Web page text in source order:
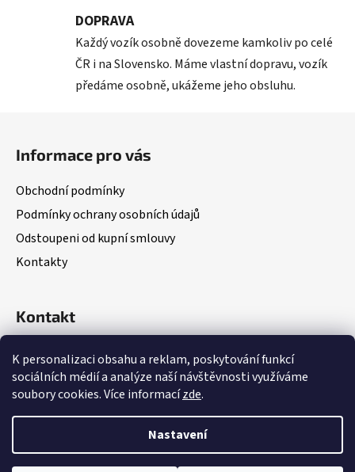
K personalizaci obsahu a reklam, poskytování funkcí
sociálních médií a analýze naší návštěvnosti využíváme
soubory cookies. Více informacízde.
Nastavení
DOPRAVA
Každý vozík osobně dovezeme kamkoliv po celé
ČR i na Slovensko. Máme vlastní dopravu, vozík
předáme osobně, ukážeme jeho obsluhu.
Informace pro vás
Obchodní podmínky
Podmínky ochrany osobních údajů
Odstoupeni od kupní smlouvy
Kontakty
Kontakt
(Po – Pá: 8:00 – 18:00)
+420 703 335 782